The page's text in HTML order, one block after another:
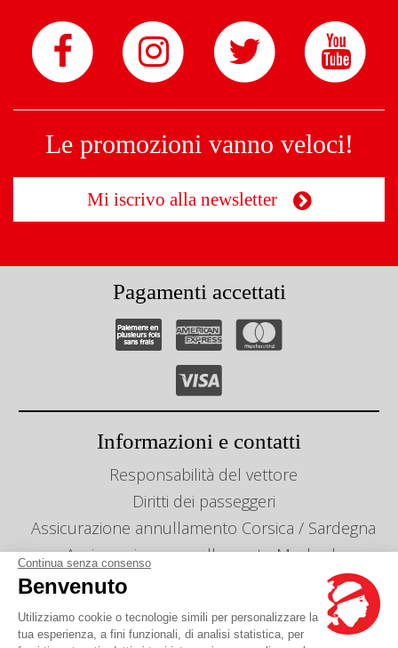
Continua senza consenso
Benvenuto
Utilizziamo cookie o tecnologie simili per personalizzare la
tua esperienza, a fini funzionali, di analisi statistica, per
Le promozioni vanno veloci!
Mi iscrivo alla newsletter
Pagamenti accettati
Informazioni e contatti
Responsabilità del vettore
Diritti dei passeggeri
Assicurazione annullamento Corsica / Sardegna
Assicurazione annullamento Maghreb
Gestion des cookies
Le nostre agenzie